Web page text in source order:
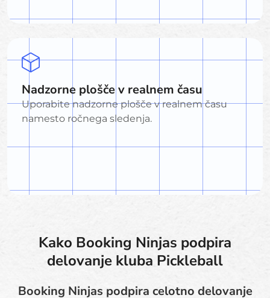
Nadzorne plošče v realnem času
Uporabite nadzorne plošče v realnem času
namesto ročnega sledenja.
Kako Booking Ninjas podpira
delovanje kluba Pickleball
Booking Ninjas podpira celotno delovanje